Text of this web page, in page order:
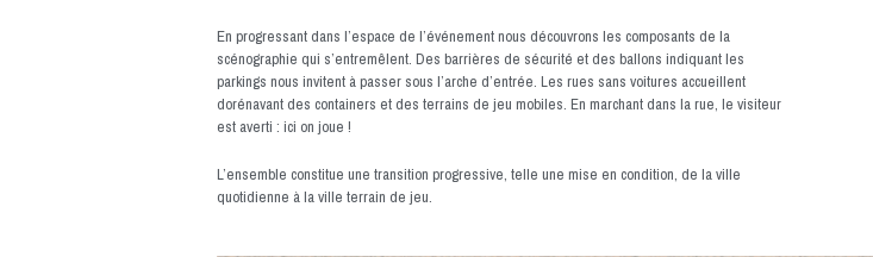
En progressant dans l’espace de l’événement nous découvrons les composants de la
scénographie qui s’entremêlent. Des barrières de sécurité et des ballons indiquant les
parkings nous invitent à passer sous l’arche d’entrée. Les rues sans voitures accueillent
dorénavant des containers et des terrains de jeu mobiles. En marchant dans la rue, le visiteur
est averti : ici on joue !
L’ensemble constitue une transition progressive, telle une mise en condition, de la ville
quotidienne à la ville terrain de jeu.